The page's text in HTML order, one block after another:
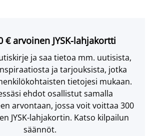
€ arvoinen JYSK-lahjakortti
ja saa tietoa mm. uutisista,
ja tarjouksista, jotka
tietojesi mukaan.
ehdot osallistut samalla
arvontaan, jossa voit voittaa 300
JYSK-lahjakortin. Katso kilpailun
säännöt.